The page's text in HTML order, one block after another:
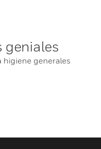
geniales
higiene generales